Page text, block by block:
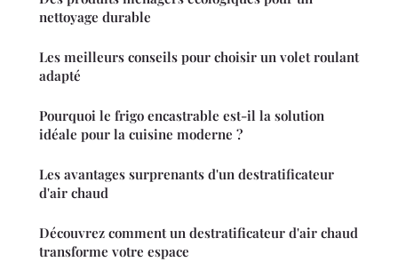
nettoyage durable
Les meilleurs conseils pour choisir un volet roulant
adapté
Pourquoi le frigo encastrable est-il la solution
idéale pour la cuisine moderne ?
Les avantages surprenants d'un destratificateur
d'air chaud
Découvrez comment un destratificateur d'air chaud
transforme votre espace